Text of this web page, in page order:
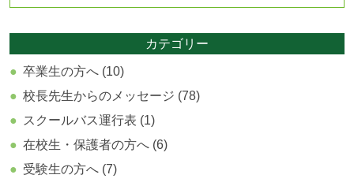
カテゴリー
卒業生の方へ (10)
校長先生からのメッセージ (78)
スクールバス運行表 (1)
在校生・保護者の方へ (6)
受験生の方へ (7)